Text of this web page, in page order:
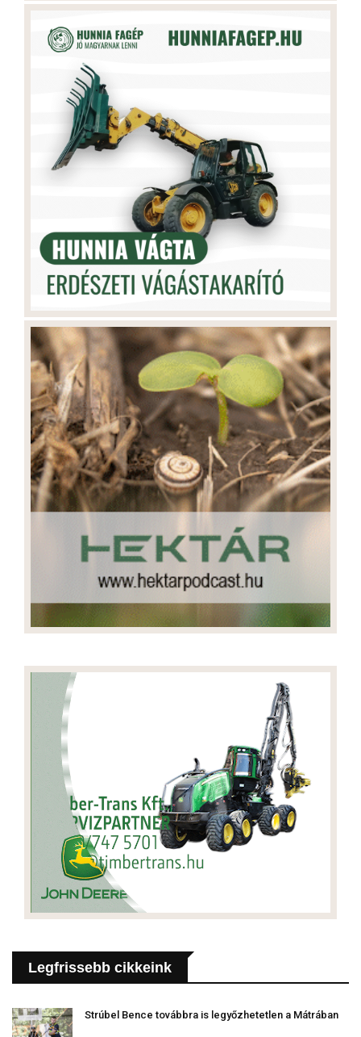
Legfrissebb cikkeink
Strúbel Bence továbbra is legyőzhetetlen a Mátrában